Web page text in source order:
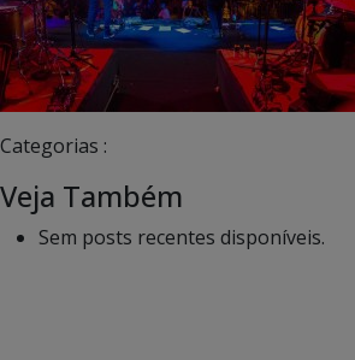
Categorias :
Veja Também
Sem posts recentes disponíveis.